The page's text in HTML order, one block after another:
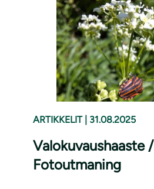
ARTIKKELIT 31.08.2025
Valokuvaushaaste /
Fotoutmaning